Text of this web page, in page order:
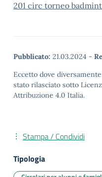
201 circ torneo
Pubblicato: 21.03.2024 -
Eccetto dove
stato rilasciato sotto
Attribuzione 4.0 Italia.
Stampa / Condividi
Tipologia